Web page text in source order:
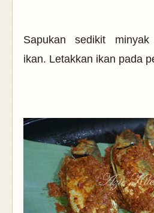
Sapukan sedikit
ikan. Letakkan ikan pada